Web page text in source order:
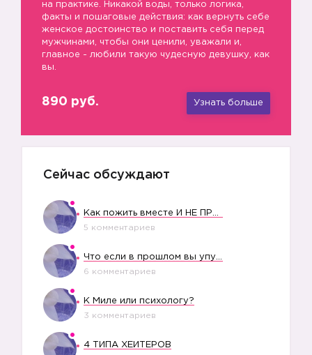
на практике. Никакой воды, только логика,
факты и пошаговые действия: как вернуть себе
женское достоинство и поставить себя перед
мужчинами, чтобы они ценили, уважали и,
главное - любили такую чудесную девушку, как
вы.
890 руб. Узнать больше
Сейчас обсуждают
5 комментариев
6 комментариев
К Миле или психологу?
3 комментариев
4 ТИПА ХЕЙТЕРОВ